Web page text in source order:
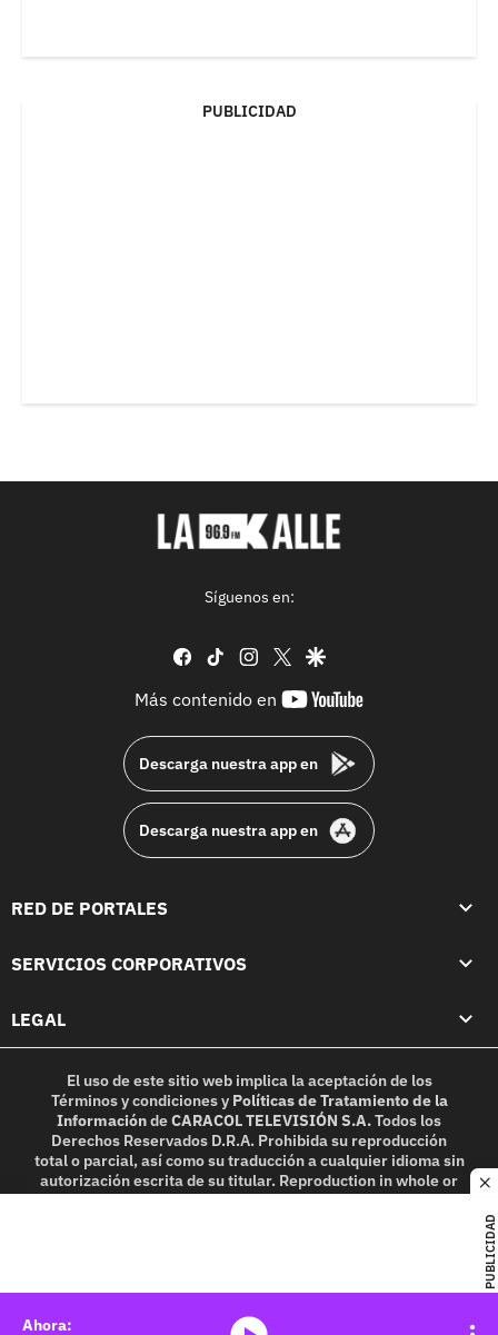
PUBLICIDAD
PUBLICIDAD
Síguenos en:
facebook
tiktok instagram
twittergoogle
Más contenido en
youtube-
Descarga nuestra app en
Descarga nuestra app en
RED DE PORTALES
SERVICIOS CORPORATIVOS
LEGAL
El uso de este sitio web implica la aceptación de los
Términos y condicionesy Políticas de Tratamiento de la
InformacióndeCARACOL TELEVISIÓN S.A.Todos los
Derechos Reservados D.R.A. Prohibida su reproducción
total o parcial, así como su traducción a cualquier idioma sin
autorización escrita de su titular. Reproduction in whole or
in part, or translation without written permission is